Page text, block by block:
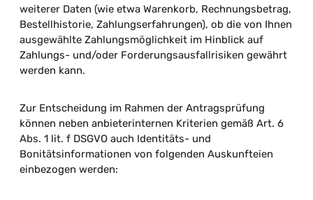
weiterer Daten (wie etwa Warenkorb, Rechnungsbetrag,
Bestellhistorie, Zahlungserfahrungen), ob die von Ihnen
ausgewählte Zahlungsmöglichkeit im Hinblick auf
Zahlungs- und/oder Forderungsausfallrisiken gewährt
werden kann.
Zur Entscheidung im Rahmen der Antragsprüfung
können neben anbieterinternen Kriterien gemäß Art. 6
Abs. 1 lit. f DSGVO auch Identitäts- und
Bonitätsinformationen von folgenden Auskunfteien
einbezogen werden: